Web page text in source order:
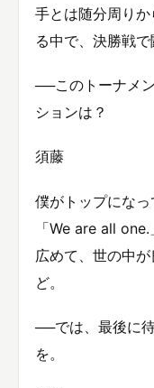
手とは随分周り
る中で、決勝戦で
──このトーナメ
ションは？
須藤
僕がトップにな
「We are all
広めて、世の中
ど。
──では、最後に
を。